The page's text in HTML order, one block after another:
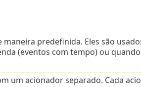
predefinida. Eles são
(eventos com tempo) ou
um acionador separado. Cada